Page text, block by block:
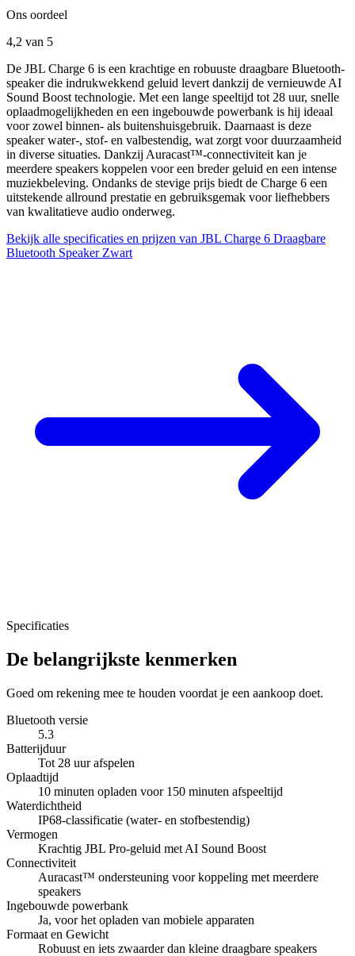
Ons oordeel
4,2 van 5
De JBL Charge 6 is een krachtige en robuuste draagbare Bluetooth-
speaker die indrukwekkend geluid levert dankzij de vernieuwde AI
Sound Boost technologie. Met een lange speeltijd tot 28 uur, snelle
oplaadmogelijkheden en een ingebouwde powerbank is hij ideaal
voor zowel binnen- als buitenshuisgebruik. Daarnaast is deze
speaker water-, stof- en valbestendig, wat zorgt voor duurzaamheid
in diverse situaties. Dankzij Auracast™-connectiviteit kan je
meerdere speakers koppelen voor een breder geluid en een intense
muziekbeleving. Ondanks de stevige prijs biedt de Charge 6 een
uitstekende allround prestatie en gebruiksgemak voor liefhebbers
van kwalitatieve audio onderweg.
Bekijk alle specificaties en prijzen van JBL Charge 6 Draagbare
Bluetooth Speaker Zwart
Specificaties
De belangrijkste kenmerken
Goed om rekening mee te houden voordat je een aankoop doet.
Bluetooth versie
5.3
Batterijduur
Tot 28 uur afspelen
Oplaadtijd
10 minuten opladen voor 150 minuten afspeeltijd
Waterdichtheid
IP68-classificatie (water- en stofbestendig)
Vermogen
Krachtig JBL Pro-geluid met AI Sound Boost
Connectiviteit
Auracast™ ondersteuning voor koppeling met meerdere
speakers
Ingebouwde powerbank
Ja, voor het opladen van mobiele apparaten
Formaat en Gewicht
Robuust en iets zwaarder dan kleine draagbare speakers